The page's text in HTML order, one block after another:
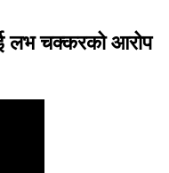
लभ चक्करको आरोप